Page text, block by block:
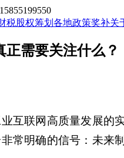
税股权筹划 各地政策奖补关
正需要关注什么？
互联网高质量发展
常明确的信号：未